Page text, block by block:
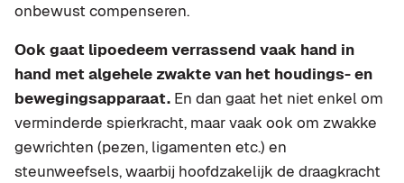
onbewust compenseren.
Ook gaat lipoedeem verrassend vaak hand in
hand met algehele zwakte van het houdings- en
bewegingsapparaat. En dan gaat het niet enkel om
verminderde spierkracht, maar vaak ook om zwakke
gewrichten (pezen, ligamenten etc.) en
steunweefsels, waarbij hoofdzakelijk de draagkracht